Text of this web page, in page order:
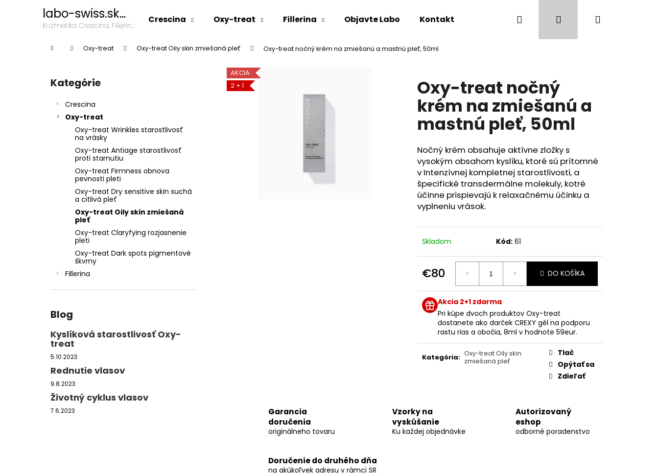
labo-swiss.sk
kozmetika
Kozmetika Crescina, Fillerina,
Crescina Oxy-treat Fillerina Objavte Labo Kontakty Obchodné podmienky
Hľadať PrihlásenieNákupný
Domov Oxy-treat Oxy-treat Oily skin zmiešaná pleť Oxy-treat nočný krém na zmiešanú a mastnú pleť, 50ml
Preskočiť
kategórie
Kategórie
Crescina
Oxy-treat
Oxy-treat Wrinkles starostlivosť
na vrásky
Oxy-treat Antiage starostlivosť
proti starnutiu
Oxy-treat Firmness obnova
pevnosti pleti
Oxy-treat Dry sensitive skin suchá
a citlivá pleť
Oxy-treat Oily skin zmiešaná
pleť
Oxy-treat Claryfying rozjasnenie
pleti
Oxy-treat Dark spots pigmentové
škvrny
Fillerina
Blog
Kyslíková starostlivosť Oxy-
treat
5.10.2023
Rednutie vlasov
9.8.2023
Životný cyklus vlasov
7.6.2023
Oxy-treat nočný
krém na zmiešanú a
mastnú pleť, 50ml
Nočný krém obsahuje aktívne zložky s
vysokým obsahom kyslíku, ktoré sú prítomné
v Intenzívnej kompletnej starostlivosti, a
špecifické transdermálne molekuly, kotré
účinne prispievajú k relaxačnému účinku a
vyplneniu vrások.
Skladom Kód: 61
€80
Jednotková
cena:
DO KOŠÍKA
Akcia 2+1 zdarma
Pri kúpe dvoch produktov Oxy-treat
dostanete ako darček CREXY gél na podporu
rastu rias a obočia, 8ml v hodnote 59eur.
Kategória: Oxy-treat Oily skin
zmiešaná pleť
Tlač
Opýtať sa
Zdieľať
AKCIA
2 + 1
Garancia
doručenia
originálneho tovaru
Vzorky na
vyskúšanie
Ku každej objednávke
Autorizovaný
eshop
odborné poradenstvo
Doručenie do druhého dňa
na akúkoľvek adresu v rámci SR
Späť
Späť
Čo potrebujete nájsť?
Odporúčame
Nasledujúce
FILLERINA SUN BEAUTY TELOVÉ
OPAĽOVACIE MLIEKO SPF 30 (150 ML)
NA TVÁR SPF 20 (50 ML)